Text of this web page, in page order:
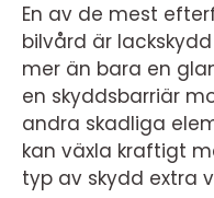
En av de mest
bilvård är
mer än bara en
en skyddsbarriär
andra skadliga
kan växla kraftigt
typ av skydd extra